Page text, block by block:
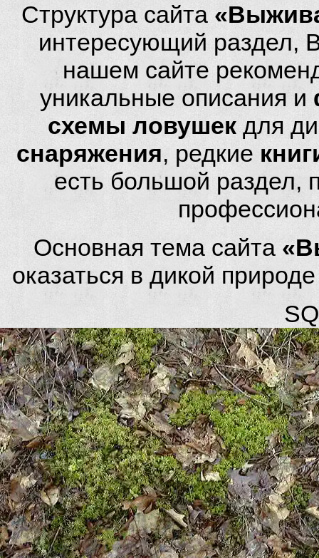
Структура сайта
интересующий раздел,
нашем сайте
уникальные описания и
схемы ловушек для
снаряжения, редкие
есть большой
Основная тема сайта
оказаться в дикой